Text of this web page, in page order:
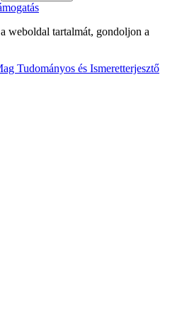
weboldal tartalmát, gondoljon a
Tudományos és Ismeretterjesztő